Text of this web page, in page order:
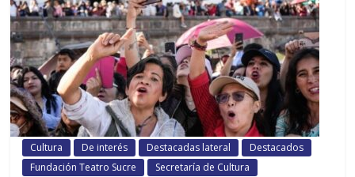
Cultura De interés Destacadas lateral
Destacados
Fundación Teatro Sucre
Secretaría de Cultura